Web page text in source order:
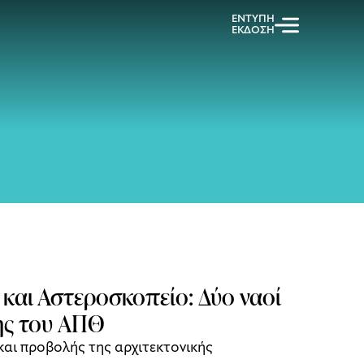
ΕΝΤΥΠΗ
ΕΚΔΟΣΗ
Αστεροσκοπείο: Δύο ναοί
του ΑΠΘ
προβολής της αρχιτεκτονικής